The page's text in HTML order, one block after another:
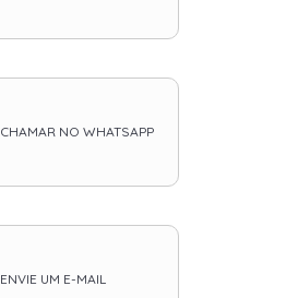
CHAMAR NO WHATSAPP
ENVIE UM E-MAIL